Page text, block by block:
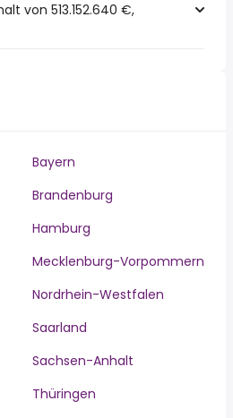
von 513.152.640 €,
Bayern
Brandenburg
Hamburg
Mecklenburg-Vorpommern
Nordrhein-Westfalen
Saarland
Sachsen-Anhalt
Thüringen